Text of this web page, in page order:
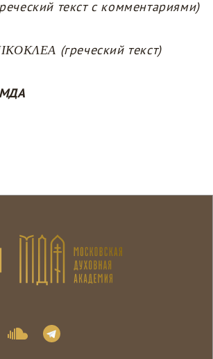
текст с комментариями)
(греческий текст)